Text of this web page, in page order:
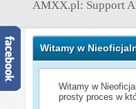
AMXX.pl: Support
Witamy w
Witamy w
prosty proces w